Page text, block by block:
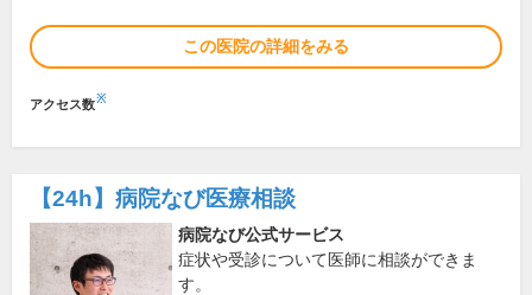
この医院の詳細をみる
アクセス数※
【24h】 病院なび医療相談
病院なび公式サービス
症状や受診について医師に相談ができま
す。